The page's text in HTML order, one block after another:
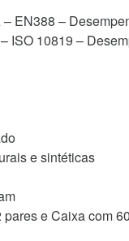
EN388 –
ISO 10819 –
e sintéticas
e Caixa com